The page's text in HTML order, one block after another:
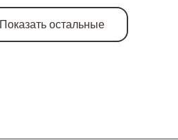
Показать остальные